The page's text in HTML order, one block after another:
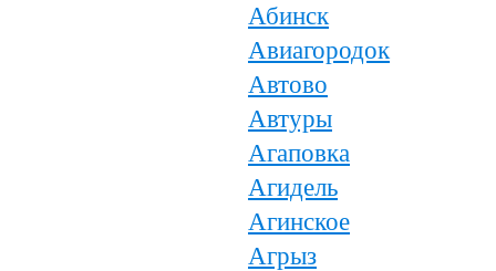
Абинск
Авиагородок
Автово
Автуры
Агаповка
Агидель
Агинское
Агрыз